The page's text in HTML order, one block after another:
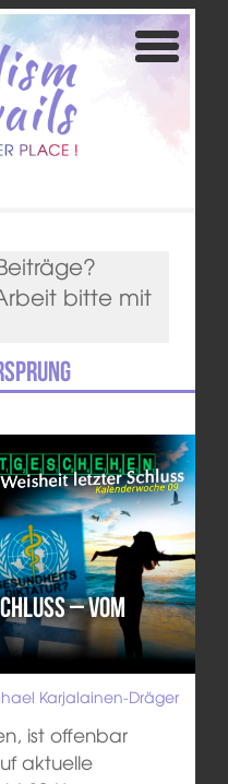
bitte mit
– Vom
Karjalainen-Dräger
ist offenbar
aktuelle